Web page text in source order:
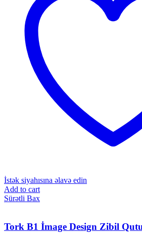
İstək siyahısına əlavə edin
Add to cart
Sürətli Bax
Tork B1 İmage Design Zibil